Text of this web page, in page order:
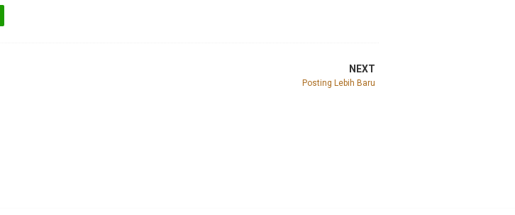
NEXT
Posting Lebih Baru